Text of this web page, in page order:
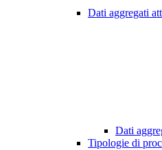
Dati aggregati
Dati
Tipologie di